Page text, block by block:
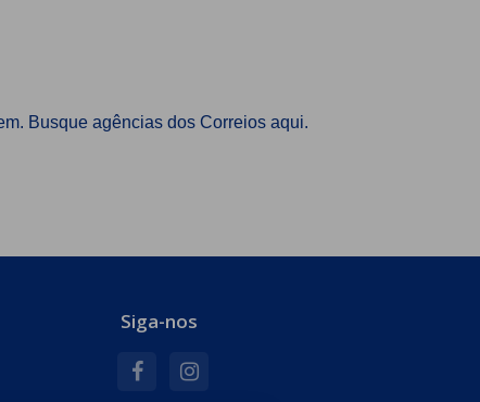
Busque agências dos Correios aqui.
Siga-nos